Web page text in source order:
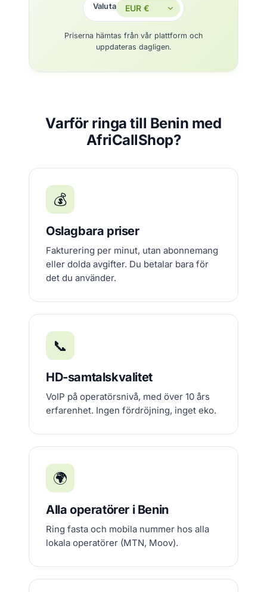
Valuta
Priserna hämtas från vår plattform och
uppdateras dagligen.
Varför ringa till Benin med
AfriCallShop?
💰
Oslagbara priser
Fakturering per minut, utan abonnemang
eller dolda avgifter. Du betalar bara för
det du använder.
📞
HD-samtalskvalitet
VoIP på operatörsnivå, med över 10 års
erfarenhet. Ingen fördröjning, inget eko.
🌍
Alla operatörer i Benin
Ring fasta och mobila nummer hos alla
lokala operatörer (MTN, Moov).